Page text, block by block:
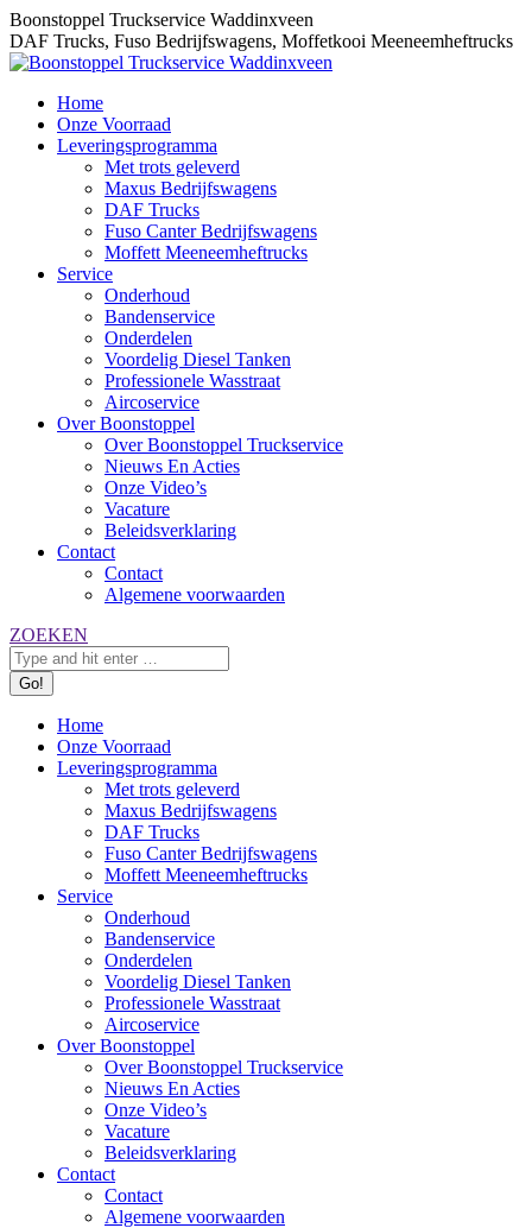
Skip
to
content
Boonstoppel Truckservice Waddinxveen
DAF Trucks, Fuso Bedrijfswagens, Moffetkooi Meeneemheftrucks
Home
Onze Voorraad
Leveringsprogramma
Met trots geleverd
Maxus Bedrijfswagens
DAF Trucks
Fuso Canter Bedrijfswagens
Moffett Meeneemheftrucks
Service
Onderhoud
Bandenservice
Onderdelen
Voordelig Diesel Tanken
Professionele Wasstraat
Aircoservice
Over Boonstoppel
Over Boonstoppel Truckservice
Nieuws En Acties
Onze Video’s
Vacature
Beleidsverklaring
Contact
Contact
Algemene voorwaarden
Search:
ZOEKEN
Home
Onze Voorraad
Leveringsprogramma
Met trots geleverd
Maxus Bedrijfswagens
DAF Trucks
Fuso Canter Bedrijfswagens
Moffett Meeneemheftrucks
Service
Onderhoud
Bandenservice
Onderdelen
Voordelig Diesel Tanken
Professionele Wasstraat
Aircoservice
Over Boonstoppel
Over Boonstoppel Truckservice
Nieuws En Acties
Onze Video’s
Vacature
Beleidsverklaring
Contact
Contact
Algemene voorwaarden